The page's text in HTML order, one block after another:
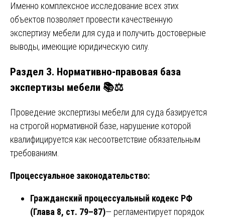
Именно комплексное исследование всех этих
объектов позволяет провести качественную
экспертизу мебели для суда и получить достоверные
выводы, имеющие юридическую силу.
Раздел 3. Нормативно-правовая база
экспертизы мебели 📚⚖️
Проведение экспертизы мебели для суда базируется
на строгой нормативной базе, нарушение которой
квалифицируется как несоответствие обязательным
требованиям.
Процессуальное законодательство:
Гражданский процессуальный кодекс РФ
(Глава 8, ст. 79–87)— регламентирует порядок